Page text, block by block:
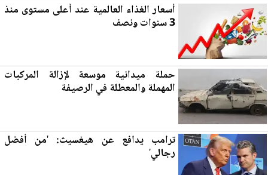
أسعار الغذاء العالمية عند أعلى مستوى منذ
3 سنوات ونصف
حملة ميدانية موسعة لإزالة المركبات
المهملة والمعطلة في الرصيفة
ترامب يدافع عن هيغسيث: 'من أفضل
رجالي'